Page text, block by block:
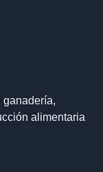
ganadería,
alimentaria